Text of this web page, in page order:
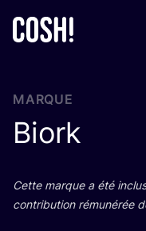
MARQUE
Biork
Cette marque a été
contri­bu­tion rému­né­rée